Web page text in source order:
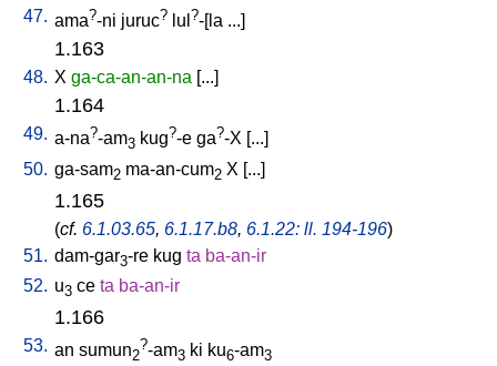
47. ama?-ni juruc? lul ?-[la ...]
1.163
48. X ga-ca-an-an-na [...]
1.164
49. a-na?-am3 kug?-e ga?-X [...]
50. ga-sam2 ma-an-cum2 X [...]
1.165
(cf. 6.1.03.65, 6.1.17.b8, 6.1.22: ll. 194-196)
51. dam-gar3-re kug ta ba-an-ir
52. u3 ce ta ba-an-ir
1.166
53. an sumun2
?-am3 ki ku6-am3